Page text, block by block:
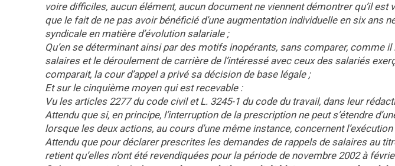
voire difficiles, aucun élément, aucun document ne viennent démontrer qu’il
que le fait de ne pas avoir bénéficié d’une augmentation individuelle en six ans
syndicale en matière d’évolution salariale ;
Qu’en se déterminant ainsi par des motifs inopérants, sans comparer, comme il
salaires et le déroulement de carrière de l’intéressé avec ceux des salariés
comparait, la cour d’appel a privé sa décision de base légale ;
Et sur le cinquième moyen qui est recevable :
Vu les articles 2277 du code civil et L. 3245-1 du code du travail, dans leur
Attendu que si, en principe, l’interruption de la prescription ne peut s’étendre
lorsque les deux actions, au cours d’une même instance, concernent
Attendu que pour déclarer prescrites les demandes de rappels de salaires au
retient qu’elles n’ont été revendiquées pour la période de novembre 2002 à